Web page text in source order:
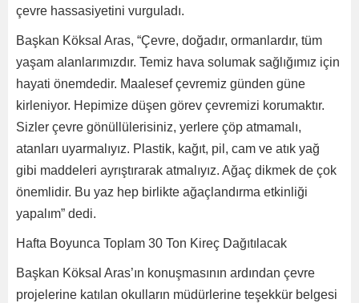
çevre hassasiyetini vurguladı.
Başkan Köksal Aras, “Çevre, doğadır, ormanlardır, tüm
yaşam alanlarımızdır. Temiz hava solumak sağlığımız için
hayati önemdedir. Maalesef çevremiz günden güne
kirleniyor. Hepimize düşen görev çevremizi korumaktır.
Sizler çevre gönüllülerisiniz, yerlere çöp atmamalı,
atanları uyarmalıyız. Plastik, kağıt, pil, cam ve atık yağ
gibi maddeleri ayrıştırarak atmalıyız. Ağaç dikmek de çok
önemlidir. Bu yaz hep birlikte ağaçlandırma etkinliği
yapalım” dedi.
Hafta Boyunca Toplam 30 Ton Kireç Dağıtılacak
Başkan Köksal Aras’ın konuşmasının ardından çevre
projelerine katılan okulların müdürlerine teşekkür belgesi